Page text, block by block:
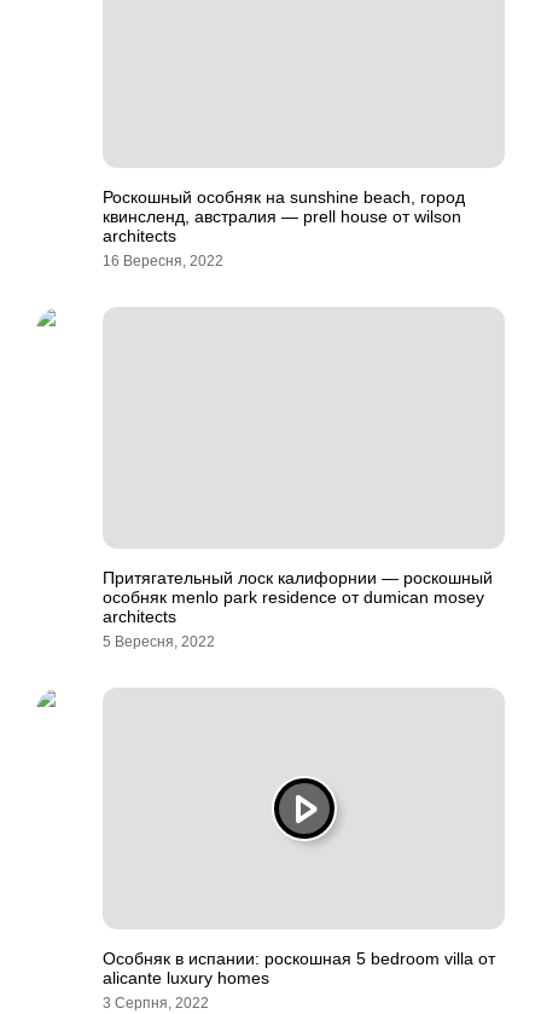
Роскошный особняк на sunshine beach, город
квинсленд, австралия — prell house от wilson
architects
16 Вересня, 2022
Притягательный лоск калифорнии — роскошный
особняк menlo park residence от dumican mosey
architects
5 Вересня, 2022
Особняк в испании: роскошная 5 bedroom villa от
alicante luxury homes
3 Серпня, 2022